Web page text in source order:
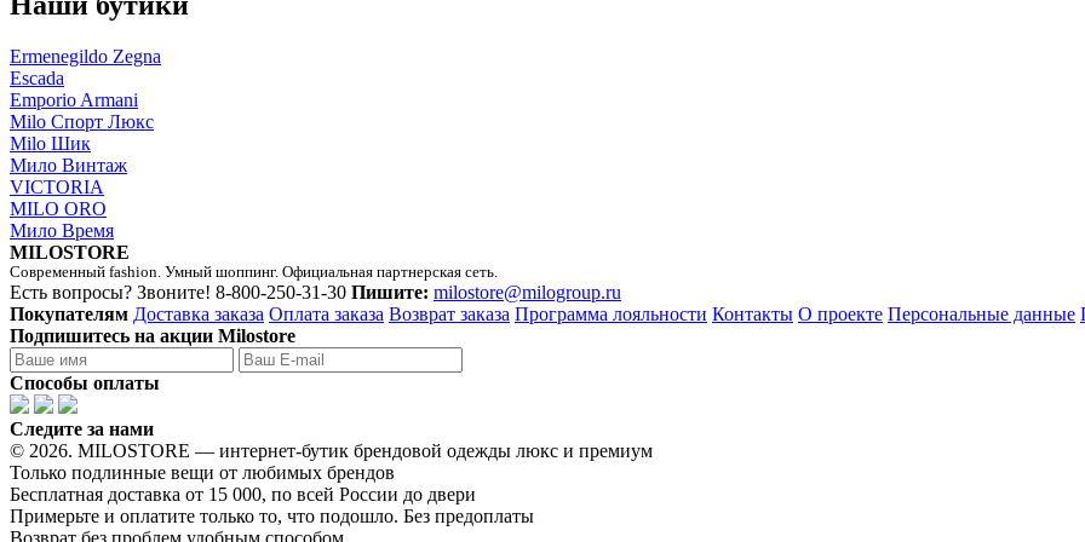
Ermenegildo Zegna
Escada
Emporio Armani
Milo Спорт Люкс
Milo Шик
Мило Винтаж
VICTORIA
MILO ORO
Мило Время
MILOSTORE
Современный fashion. Умный шоппинг. Официальная партнерская сеть.
Есть вопросы? Звоните! 8-800-250-31-30 Пишите: milostore@milogroup.ru
Покупателям Доставка заказа Оплата заказа Возврат заказа Программа лояльности Контакты О проекте Персональные данные
Подпишитесь на акции Milostore
Способы оплаты
Следите за нами
© 2026. MILOSTORE — интернет-бутик брендовой одежды люкс и премиум
Только подлинные вещи от любимых брендов
Бесплатная доставка от 15 000, по всей России до двери
Примерьте и оплатите только то, что подошло. Без предоплаты
Возврат без проблем удобным способом